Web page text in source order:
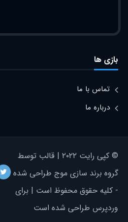
بازی ها
تماس با ما
درباره ما
© کپی رایت ۲۰۲۲ | قالب توسط
گروه برند سازی موج طراحی شده
- کلیه حقوق محفوظ است | برای
وردپرس طراحی شده است